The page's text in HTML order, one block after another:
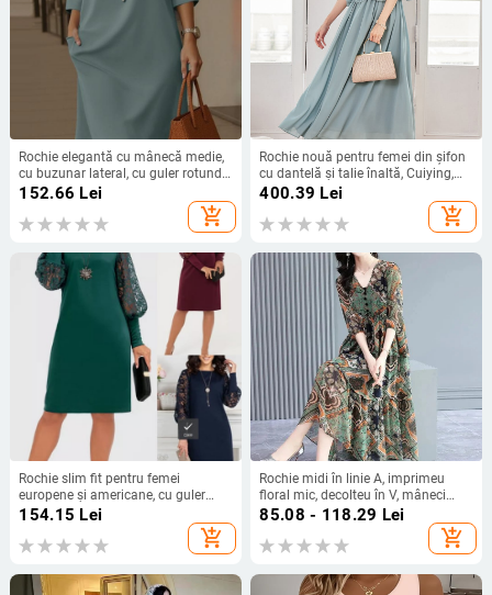
Rochie elegantă cu mânecă medie,
cu buzunar lateral, cu guler rotund,
versatilă, de culoare solidă, din
152.66 Lei
add_shopping_cart
Rochie nouă pentru femei din șifon
cu dantelă și talie înaltă, Cuiying,
Cuiying, rochie lungă elegantă cu
400.39 Lei
add_shopping_cart
Rochie slim fit pentru femei
europene și americane, cu guler
înalt, mânecă lungă, cu mânecă
transfrontalieră
154.15 Lei
add_shopping_cart
Rochie midi în linie A, imprimeu
floral mic, decolteu în V, mâneci
scurte.
85.08 - 118.29 Lei
add_shopping_cart